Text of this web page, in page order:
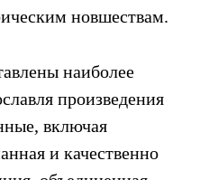
новшествам.
наиболее
произведения
включая
и качественно